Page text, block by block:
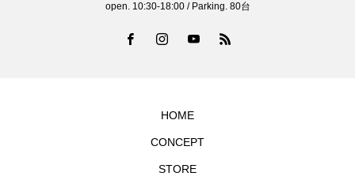
open. 10:30-18:00 / Parking. 80台
HOME
CONCEPT
STORE